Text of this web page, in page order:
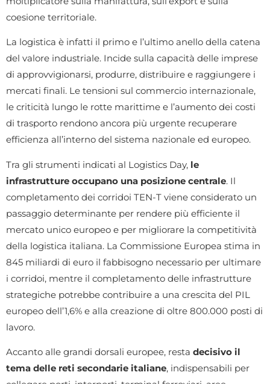
coesione territoriale.
La logistica è infatti il primo e l’ultimo anello della catena
del valore industriale. Incide sulla capacità delle imprese
di approvvigionarsi, produrre, distribuire e raggiungere i
mercati finali. Le tensioni sul commercio internazionale,
le criticità lungo le rotte marittime e l’aumento dei costi
di trasporto rendono ancora più urgente recuperare
efficienza all’interno del sistema nazionale ed europeo.
Tra gli strumenti indicati al Logistics Day, le
infrastrutture occupano una posizione centrale. Il
completamento dei corridoi TEN-T viene considerato un
passaggio determinante per rendere più efficiente il
mercato unico europeo e per migliorare la competitività
della logistica italiana. La Commissione Europea stima in
845 miliardi di euro il fabbisogno necessario per ultimare
i corridoi, mentre il completamento delle infrastrutture
strategiche potrebbe contribuire a una crescita del PIL
europeo dell’1,6% e alla creazione di oltre 800.000 posti di
lavoro.
Accanto alle grandi dorsali europee, resta decisivo il
tema delle reti secondarie italiane, indispensabili per